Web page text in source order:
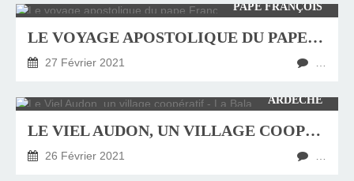
PAPE FRANÇOIS
LE VOYAGE APOSTOLIQUE DU PAPE FRANÇOIS EN IRAK
27 Février 2021
ARDÈCHE
LE VIEL AUDON, UN VILLAGE COOPÉRATIF - LA BALADE DE DAPHNÉ
26 Février 2021